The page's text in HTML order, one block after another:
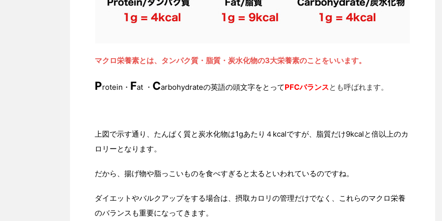
マクロ栄養素とは、タンパク質・脂質・炭水化物の3大栄養素のことをいいます。
Protein・ Fat ・ Carbohydrateの英語の頭文字をとってPFCバランスとも呼ばれます。
上図で示す通り、たんぱく質と炭水化物は1gあたり４kcalですが、脂質だけ9kcalと倍以上のカ
ロリーとなります。
だから、揚げ物や脂っこいものを食べすぎると太るといわれているのですね。
ダイエットやバルクアップをする場合は、摂取カロリの管理だけでなく、これらのマクロ栄養
のバランスも重要になってきます。